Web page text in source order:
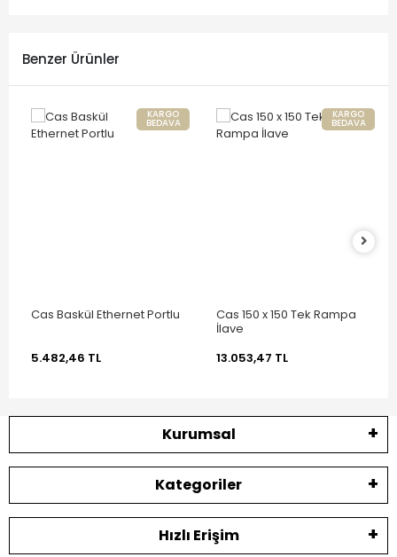
Benzer Ürünler
KARGO
BEDAVA
Cas Baskül Ethernet Portlu
5.482,46 TL
KARGO
BEDAVA
Cas 150 x 150 Tek Rampa
İlave
13.053,47 TL
Kurumsal
Kategoriler
Hızlı Erişim